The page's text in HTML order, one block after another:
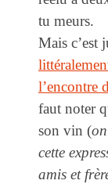
tu meurs.
Mais c’est
l’encontre
faut noter
son vin (
cette
amis et